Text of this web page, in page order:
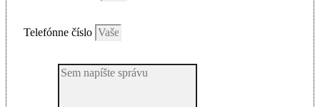
Telefónne číslo